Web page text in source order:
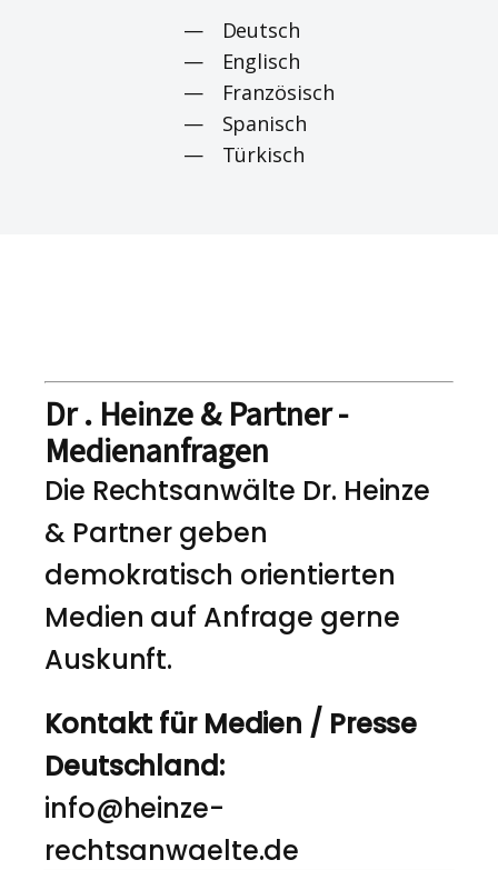
Deutsch
Englisch
Französisch
Spanisch
Türkisch
Dr . Heinze & Partner -
Medienanfragen
Die Rechtsanwälte Dr. Heinze
& Partner geben
demokratisch orientierten
Medien auf Anfrage gerne
Auskunft.
Kontakt für Medien / Presse
Deutschland:
info@heinze-
rechtsanwaelte.de